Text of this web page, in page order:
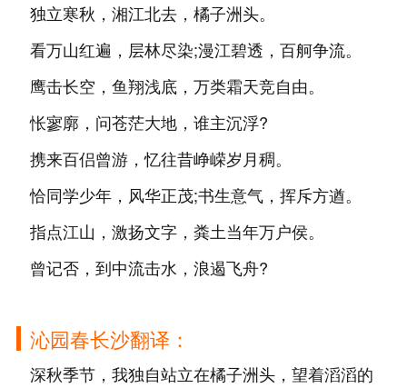
独立寒秋，湘江北去，橘子洲头。
看万山红遍，层林尽染;漫江碧透，百舸争流。
鹰击长空，鱼翔浅底，万类霜天竞自由。
怅寥廓，问苍茫大地，谁主沉浮?
携来百侣曾游，忆往昔峥嵘岁月稠。
恰同学少年，风华正茂;书生意气，挥斥方遒。
指点江山，激扬文字，粪土当年万户侯。
曾记否，到中流击水，浪遏飞舟?
沁园春长沙翻译：
深秋季节，我独自站立在橘子洲头，望着滔滔的